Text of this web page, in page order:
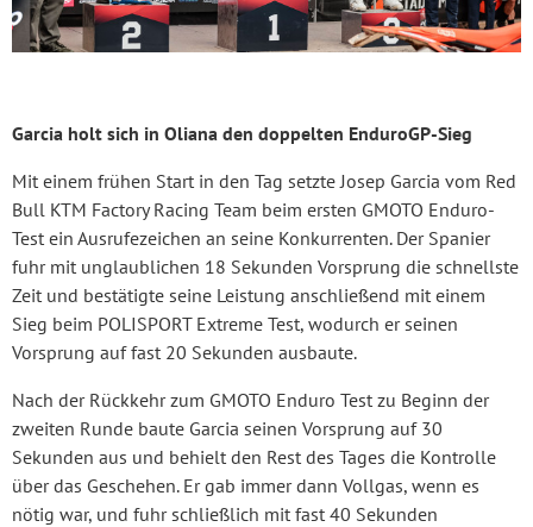
Garcia holt sich in Oliana den doppelten EnduroGP-Sieg
Mit einem frühen Start in den Tag setzte Josep Garcia vom Red
Bull KTM Factory Racing Team beim ersten GMOTO Enduro-
Test ein Ausrufezeichen an seine Konkurrenten. Der Spanier
fuhr mit unglaublichen 18 Sekunden Vorsprung die schnellste
Zeit und bestätigte seine Leistung anschließend mit einem
Sieg beim POLISPORT Extreme Test, wodurch er seinen
Vorsprung auf fast 20 Sekunden ausbaute.
Nach der Rückkehr zum GMOTO Enduro Test zu Beginn der
zweiten Runde baute Garcia seinen Vorsprung auf 30
Sekunden aus und behielt den Rest des Tages die Kontrolle
über das Geschehen. Er gab immer dann Vollgas, wenn es
nötig war, und fuhr schließlich mit fast 40 Sekunden